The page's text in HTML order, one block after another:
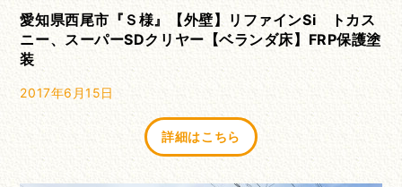
愛知県西尾市『Ｓ様』【外壁】リファインSi トカス
ニー、スーパーSDクリヤー【ベランダ床】FRP保護塗
装
2017年6月15日
詳細はこちら